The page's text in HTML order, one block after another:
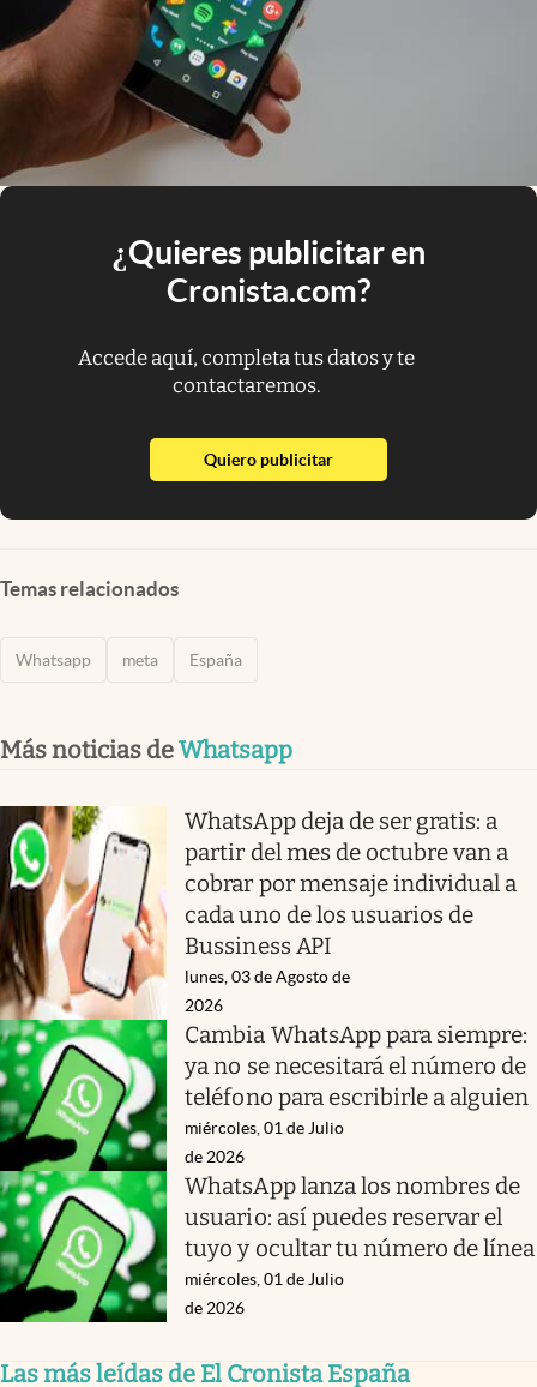
¿Quieres publicitar en
Cronista.com?
Accede aquí, completa tus datos y te
contactaremos.
Quiero publicitarabre en nueva pestaña
Temas relacionados
Whatsapp meta España
Más noticias deWhatsapp
WhatsApp deja de ser gratis: a
partir del mes de octubre van a
cobrar por mensaje individual a
cada uno de los usuarios de
Bussiness API
lunes, 03 de Agosto de
2026
Cambia WhatsApp para siempre:
ya no se necesitará el número de
teléfono para escribirle a alguien
miércoles, 01 de Julio
de 2026
WhatsApp lanza los nombres de
usuario: así puedes reservar el
tuyo y ocultar tu número de línea
miércoles, 01 de Julio
de 2026
Las más leídas de El Cronista España